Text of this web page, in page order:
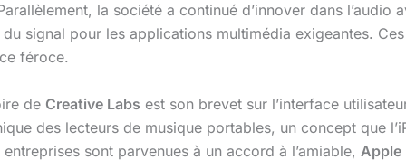
la société a continué d’innover dans
signal pour les applications multimédia exigeantes.
féroce.
de Creative Labs est son brevet sur l’interface
des lecteurs de musique portables, un concept que
sont parvenues à un accord à l’amiable, Apple